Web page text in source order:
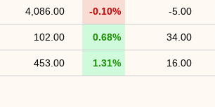
-5.00
-0.10%
4,086.00
34.00
0.68%
102.00
16.00
1.31%
453.00